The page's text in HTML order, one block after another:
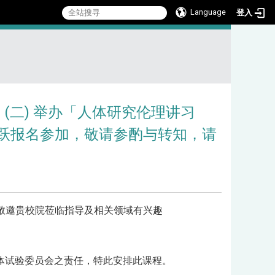
Language 登入
二) 举办「人体研究伦理讲习
报名参加，敬请参酌与转知，请
贵校院莅临指导及相关领域有兴趣
验委员会之责任，特此安排此课程。